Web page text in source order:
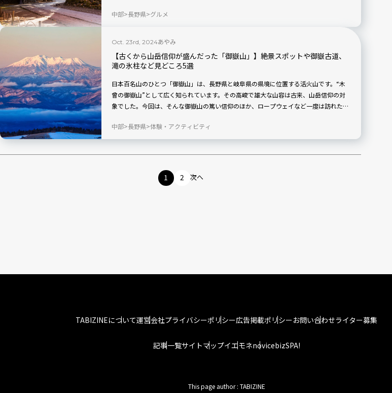
中部 長野県 グルメ
Oct. 23rd, 2024あやみ
【古くから山岳信仰が盛んだった「御嶽山」】絶景スポットや御嶽古道、
滝の氷柱など見どころ5選
日本百名山のひとつ「御嶽山」は、長野県と岐阜県の県境に位置する活火山です。“木
曾の御嶽山”として広く知られています。その高峻で雄大な山容は古来、山岳信仰の対
象でした。今回は、そんな御嶽山の篤い信仰のほか、ロープウェイなど一度は訪れたい
中部 長野県 体験・アクティビティ
1 2 次へ
TABIZINEについて運営会社プライバシーポリシー広告掲載ポリシーお問い合わせライター募集
記事一覧サイトマップイエモネnovicebizSPA!
This page author : TABIZINE